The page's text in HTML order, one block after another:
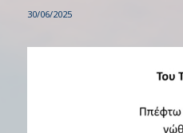
30/06/2025